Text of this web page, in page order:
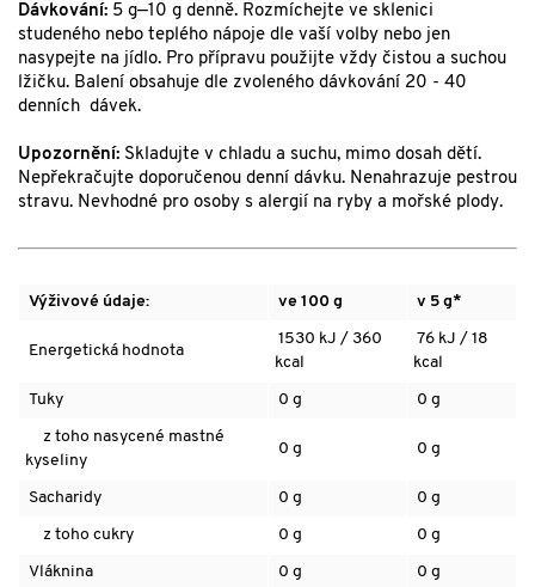
Dávkování: 5 g—10 g denně. Rozmíchejte ve sklenici
studeného nebo teplého nápoje dle vaší volby nebo jen
nasypejte na jídlo. Pro přípravu použijte vždy čistou a suchou
lžičku. Balení obsahuje dle zvoleného dávkování 20 - 40
denních dávek.
Upozornění: Skladujte v chladu a suchu, mimo dosah dětí.
Nepřekračujte doporučenou denní dávku. Nenahrazuje pestrou
stravu. Nevhodné pro osoby s alergií na ryby a mořské plody.
Výživové údaje: ve 100 g v 5 g*
Energetická hodnota
1530 kJ / 360
kcal
76 kJ / 18
kcal
Tuky 0 g 0 g
z toho nasycené mastné
kyseliny
0 g 0 g
Sacharidy 0 g 0 g
z toho cukry 0 g 0 g
Vláknina 0 g 0 g